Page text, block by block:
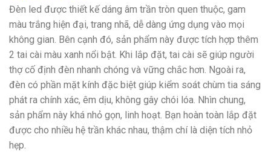
Đèn led được thiết kế dáng âm trần tròn quen thuộc, gam
màu trắng hiện đại, trang nhã, dễ dàng ứng dụng vào mọi
không gian. Bên cạnh đó, sản phẩm này được tích hợp thêm
2 tai cài màu xanh nổi bật. Khi lắp đặt, tai cài sẽ giúp người
thợ cố định đèn nhanh chóng và vững chắc hơn. Ngoài ra,
đèn có phần mặt kính đặc biệt giúp kiểm soát chùm tia sáng
phát ra chính xác, êm dịu, không gây chói lóa. Nhìn chung,
sản phẩm này khá nhỏ gọn, linh hoạt. Bạn hoàn toàn lắp đặt
được cho nhiều hệ trần khác nhau, thậm chí là diện tích nhỏ
hẹp.